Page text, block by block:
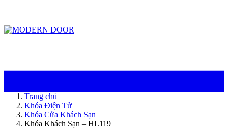
Trang chủ
Khóa Điện Tử
Khóa Cửa Khách Sạn
Khóa Khách Sạn – HL119